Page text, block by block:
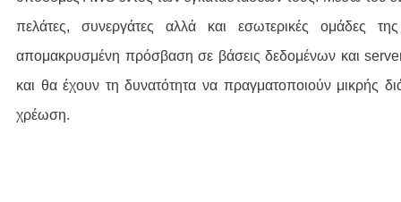
πελάτες, συνεργάτες αλλά και εσωτερικές ομάδες
απομακρυσμένη πρόσβαση σε βάσεις δεδομένων και
και θα έχουν τη δυνατότητα να πραγματοποιούν μικρής
χρέωση.